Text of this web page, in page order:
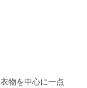
物を中心に一点